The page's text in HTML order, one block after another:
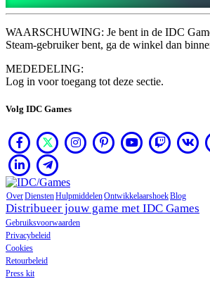
game
De
game
In-
evenementen
Nieuws
Media
Handleidingen
Forums
WAARSCHUWING: Je bent in de IDC
Steam-gebruiker bent, ga de winkel dan
MEDEDELING:
Log in voor toegang tot deze sectie.
Volg IDC Games
OverDienstenHulpmiddelenOntwikkelaarshoekBlog
Distribueer jouw game met IDC Games
Gebruiksvoorwaarden
Privacybeleid
Cookies
Retourbeleid
Press kit